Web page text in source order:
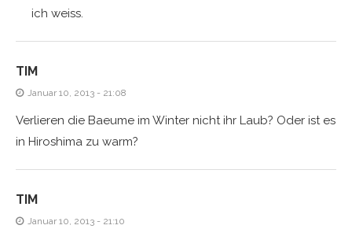
ich weiss.
TIM
Januar 10, 2013 - 21:08
Verlieren die Baeume im Winter nicht ihr Laub? Oder ist es
in Hiroshima zu warm?
TIM
Januar 10, 2013 - 21:10